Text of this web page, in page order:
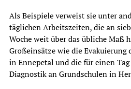
Als Beispiele verweist sie unter
täglichen Arbeitszeiten, die an
Woche weit über das übliche Maß
Großeinsätze wie die
in Ennepetal und die für einen
Diagnostik an Grundschulen in